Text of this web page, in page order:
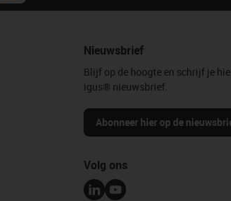
Nieuwsbrief
Blijf op de hoogte en schrijf je
igus® nieuwsbrief.
Abonneer hier op de
Volg ons